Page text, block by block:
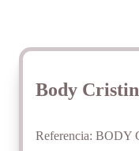
Body
Referencia: BODY